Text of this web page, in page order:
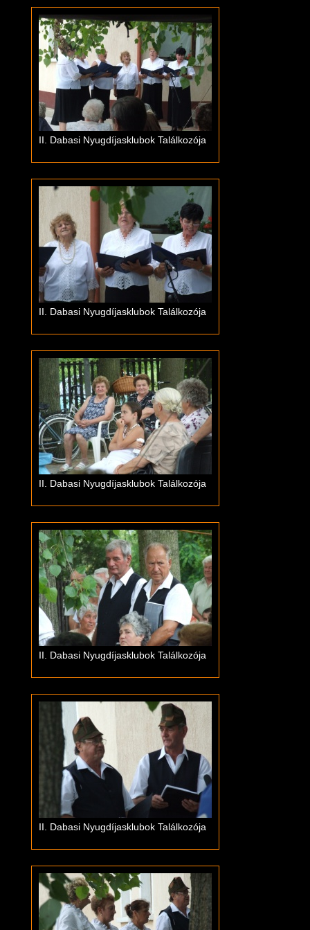
II. Dabasi Nyugdíjasklubok Találkozója
II. Dabasi Nyugdíjasklubok Találkozója
II. Dabasi Nyugdíjasklubok Találkozója
II. Dabasi Nyugdíjasklubok Találkozója
II. Dabasi Nyugdíjasklubok Találkozója